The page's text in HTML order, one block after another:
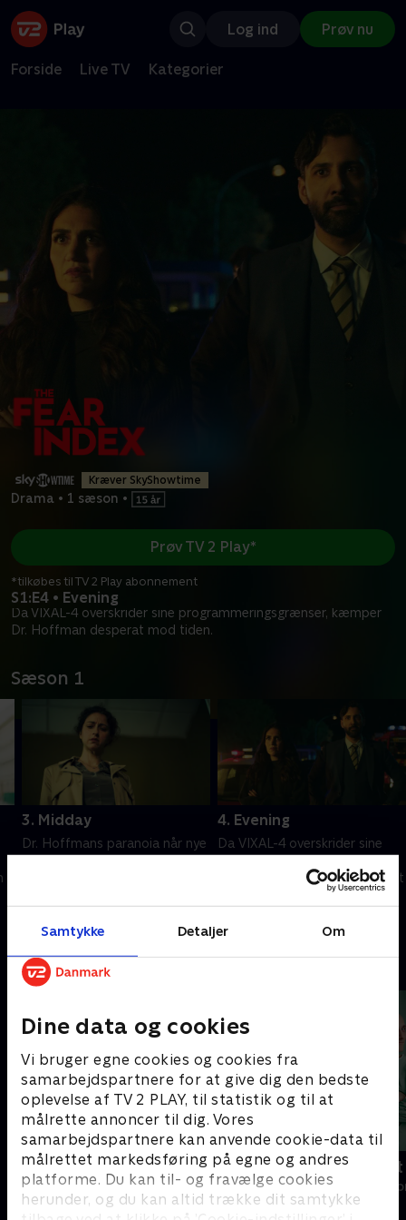
Samtykke Detaljer Om
Dine data og cookies
Vi bruger egne cookies og cookies fra
samarbejdspartnere for at give dig den bedste
oplevelse af TV 2 PLAY, til statistik og til at
målrette annoncer til dig. Vores
samarbejdspartnere kan anvende cookie-data til
målrettet markedsføring på egne og andres
platforme. Du kan til- og fravælge cookies
herunder, og du kan altid trække dit samtykke
Log ind Prøv nu
Forside Live TV Kategorier
Kræver SkyShowtime
Drama • 1 sæson •
S1:E4 • Evening
Da VIXAL-4 overskrider sine programmeringsgrænser, kæmper
Dr. Hoffman desperat mod tiden.
Prøv TV 2 Play*
*tilkøbes til TV 2 Play abonnement
Sæson 1
3. Midday
Dr. Hoffmans paranoia når nye
4. Evening
Da VIXAL-4 overskrider sine
kæmper Dr. Hoffman desperat
Andre så også
Happy fucking Pride
Drama • 1 sæsoner
Fake Patient
Drama • 1